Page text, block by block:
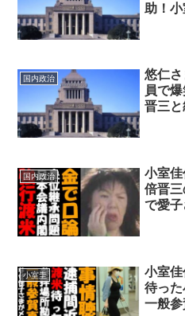
助！
国内政治
悠仁
員で
晋三
国内政治
小室
倍晋
で愛
小室圭
小室
待った
一般